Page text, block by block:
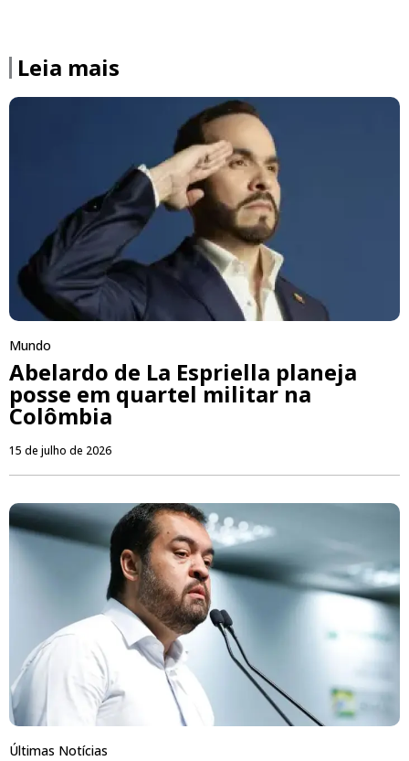
Leia mais
Mundo
Abelardo de La Espriella planeja
posse em quartel militar na
Colômbia
15 de julho de 2026
Últimas Notícias